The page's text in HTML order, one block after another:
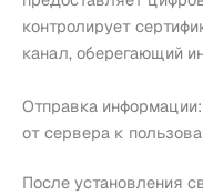
контролирует
канал, оберегающий
Отправка
от сервера к
После установления